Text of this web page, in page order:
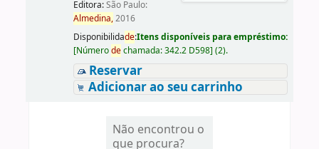
Editora:São Paulo:
Almedina,2016
Disponibilidade:Itens disponíveis para empréstimo:
[Númerodechamada:342.2 D598] (2).
Reservar
Adicionar ao seu carrinho
Não encontrou o
que procura?